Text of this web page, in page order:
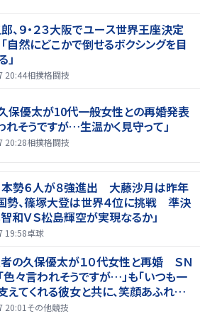
、９・２３大阪でユース世界王座決定
然にどこかで倒せるボクシングを目
」
20:44相撲格闘技
久保優太が10代一般女性との再婚発表
れそうですが…生温かく見守って」
20:28相撲格闘技
本勢６人が８強進出 大藤沙月は昨年
勢、篠塚大登は世界４位に挑戦 準決
和ＶＳ松島輝空が実現なるか」
19:58卓球
の久保優太が１０代女性と再婚 ＳＮ
色々言われそうですが…」も「いつも一
えてくれる彼女と共に、笑顔あふれる
ていきたい」
20:01 その他競技